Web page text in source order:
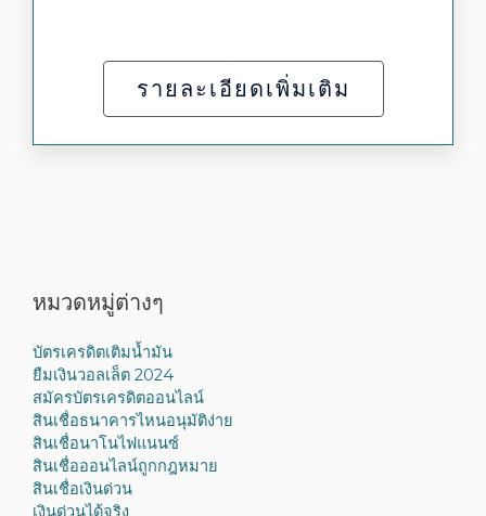
รายละเอียดเพิ่มเติม
หมวดหมู่ต่างๆ
บัตรเครดิตเติมน้ำมัน
ยืมเงินวอลเล็ต 2024
สมัครบัตรเครดิตออนไลน์
สินเชื่อธนาคารไหนอนุมัติง่าย
สินเชื่อนาโนไฟแนนซ์
สินเชื่อออนไลน์ถูกกฎหมาย
สินเชื่อเงินด่วน
เงินด่วนได้จริง